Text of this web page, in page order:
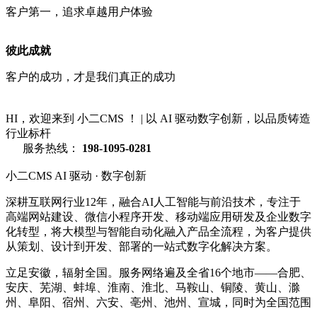
客户第一，追求卓越用户体验
彼此成就
客户的成功，才是我们真正的成功
HI，欢迎来到 小二CMS ！ | 以 AI 驱动数字创新，以品质铸造
行业标杆
服务热线：
198-1095-0281
小二CMS AI 驱动 · 数字创新
深耕互联网行业12年，融合AI人工智能与前沿技术，专注于
高端网站建设、微信小程序开发、移动端应用研发及企业数字
化转型，将大模型与智能自动化融入产品全流程，为客户提供
从策划、设计到开发、部署的一站式数字化解决方案。
立足安徽，辐射全国。服务网络遍及全省16个地市——合肥、
安庆、芜湖、蚌埠、淮南、淮北、马鞍山、铜陵、黄山、滁
州、阜阳、宿州、六安、亳州、池州、宣城，同时为全国范围